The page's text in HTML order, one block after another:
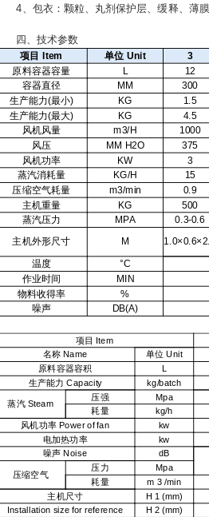
4、包衣：颗粒、丸剂保护层、缓释、薄膜
四、技术参数
项目 Item 单位 Unit 3
原料容器容量
L 12
容器直径
MM 300
生产能力(最小)
KG 1.5
生产能力(最大)
KG 4.5
风机风量
m3/H 1000
风压
MM H2O 375
风机功率
KW 3
蒸汽消耗量
KG/H 15
压缩空气耗量
m3/min 0.9
主机重量
KG 500
蒸汽压力
MPA 0.3-0.6
主机外形尺寸
M
温度
°C
作业时间
MIN
物料收得率
%
噪声
DB(A)
项目 Item
名称 Name 单位 Unit
原料容器容积
L
生产能力 Capacity kg/batch
蒸汽 Steam
压强 Mpa
耗量
kg/h
风机功率 Power of fan kw
电加热功率 kw
噪声 Noise dB
压缩空气
压力
Mpa
耗量
m 3 /min
主机尺寸
H 1 (mm)
Installation size for reference H 2 (mm)